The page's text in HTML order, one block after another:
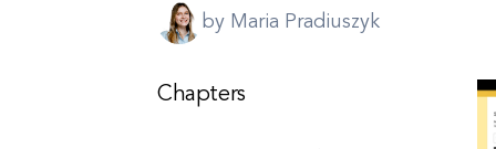
by Maria Pradiuszyk
Chapters